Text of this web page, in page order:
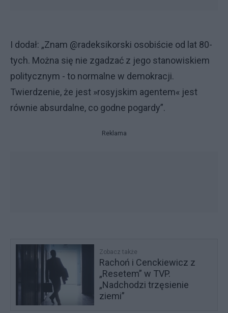
I dodał: „Znam @radeksikorski osobiście od lat 80-
tych. Można się nie zgadzać z jego stanowiskiem
politycznym - to normalne w demokracji.
Twierdzenie, że jest »rosyjskim agentem« jest
równie absurdalne, co godne pogardy”.
Reklama
Zobacz także
Rachoń i Cenckiewicz z
„Resetem” w TVP.
„Nadchodzi trzęsienie
ziemi”